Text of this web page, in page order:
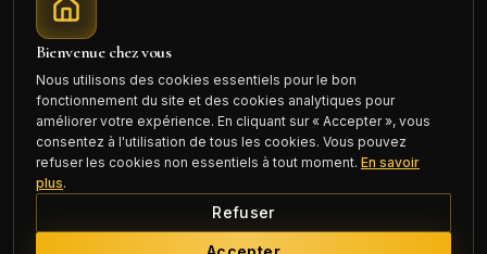
Mentions légales
Connexion
Bienvenue chez vous
Nous utilisons des cookies essentiels pour le bon
fonctionnement du site et des cookies analytiques pour
améliorer votre expérience. En cliquant sur « Accepter », vous
consentez à l'utilisation de tous les cookies. Vous pouvez
refuser les cookies non essentiels à tout moment. En savoir
plus.
Refuser